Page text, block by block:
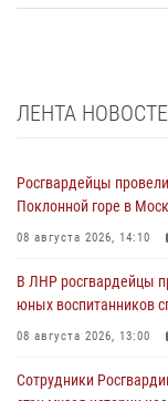
ЛЕНТА
Росгвардейцы
Поклонной горе в
08 августа 2026, 14:10
В ЛНР росгвардейцы
юных воспитанников
08 августа 2026, 13:00
Сотрудники